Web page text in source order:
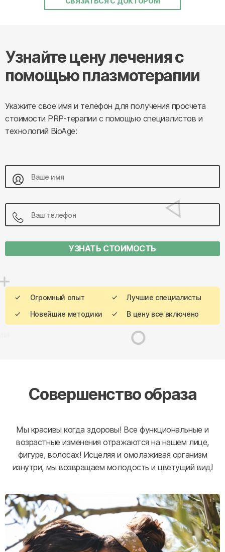
Узнайте цену лечения с
помощью плазмотерапии
Укажите свое имя и телефон для получения просчета
стоимости PRP-терапии с помощью специалистов и
технологий BioAge:
УЗНАТЬ СТОИМОСТЬ
Огромный опыт
Лучшие специалисты
Новейшие методики
В цену все включено
Совершенство образа
Мы красивы когда здоровы! Все функциональные и
возрастные изменения отражаются на нашем лице,
фигуре, волосах! Исцеляя и омолаживая организм
изнутри, мы возвращаем молодость и цветущий вид!